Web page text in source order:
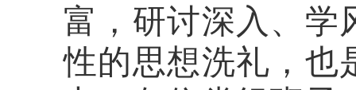
富，研讨深入、学
性的思想洗礼，也